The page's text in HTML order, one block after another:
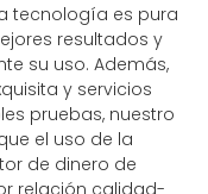
tecnología es pura
resultados y
su uso. Además,
y servicios
pruebas, nuestro
el uso de la
de dinero de
relación calidad-